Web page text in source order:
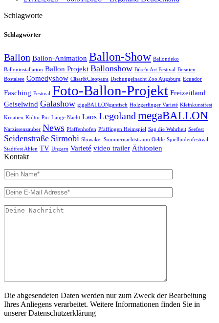
Schlagworte
Schlagwörter
Ballon Ballon-Animation Ballon-Show Ballondeko
Balloninstallation Ballon Projekt Ballonshow Bike'n Art Festival Bosnien
Bostalsee Comedyshow Cäsar&Cleopatra Dschungelnacht Zoo Augsburg Ecuador
Fasching Festival Foto-Ballon-Projekt Freizeitland
Geiselwind Galashow gigaBALLONgantisch Holzgerlinger Varieté Kleinkunstfest
Kroatien Kultur Pur Lange Nacht Laos Legoland megaBALLON
Narzissenzauber News Pfaffenhofen Pfäffingen Heimspiel Sag die Wahrheit Seefest
Seidenstraße Sirmobi Slowakei Sommernachtstraum Oelde Spielbudenfestival
Stadtfest Ahlen TV Ungarn Varieté video trailer Äthiopien
Kontakt
Die abgesendeten Daten werden nur zum Zweck der Bearbeitung
Ihres Anliegens verarbeitet. Weitere Informationen finden Sie in
unserer Datenschutzerklärung